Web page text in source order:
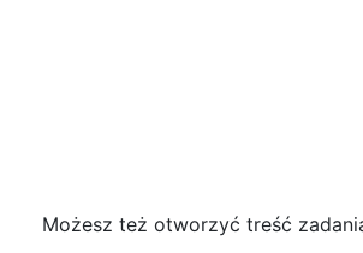
Możesz też otworzyć treść